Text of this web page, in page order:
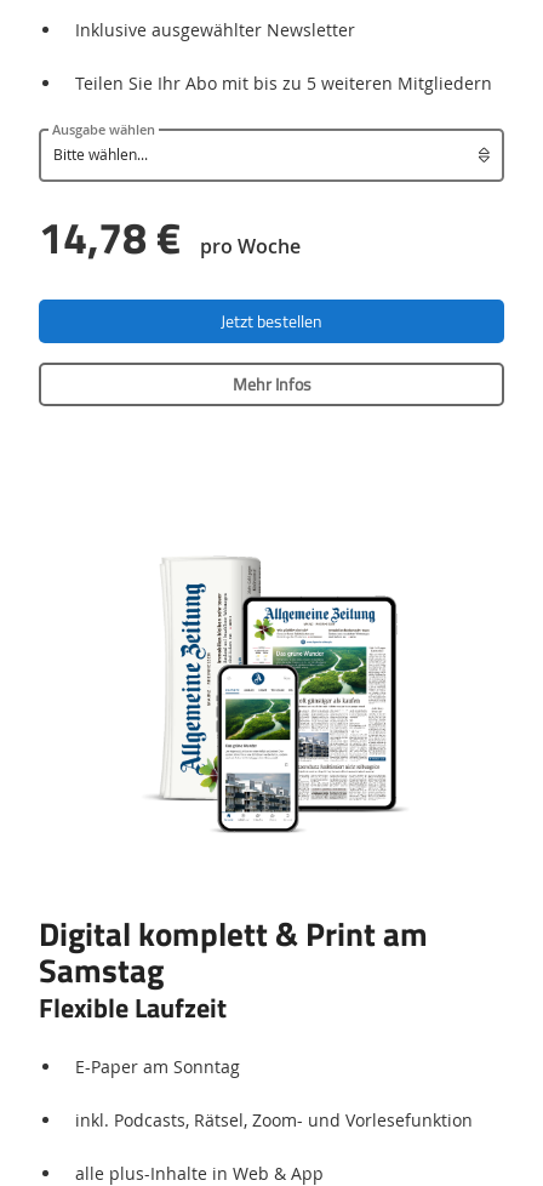
Inklusive ausgewählter Newsletter
Teilen Sie Ihr Abo mit bis zu 5 weiteren Mitgliedern
Ausgabe wählen
14,78 € pro Woche
Jetzt bestellen
Mehr Infos
Digital komplett & Print am
Samstag
Flexible Laufzeit
E-Paper am Sonntag
inkl. Podcasts, Rätsel, Zoom- und Vorlesefunktion
alle plus-Inhalte in Web & App